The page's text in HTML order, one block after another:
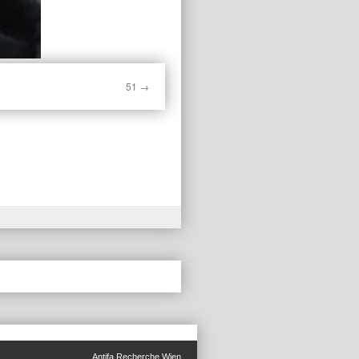
51
Antifa Recherche Wien